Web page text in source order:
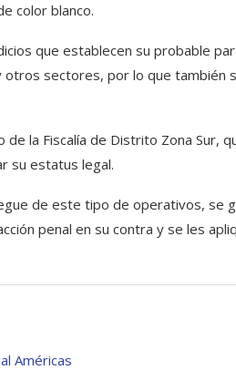
color blanco.
que establecen su probable
otros sectores, por lo que también
la Fiscalía de Distrito Zona Sur,
su estatus legal.
de este tipo de operativos, se
penal en su contra y se les
Américas